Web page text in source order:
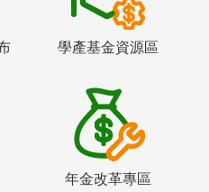
學產基金資源區
年金改革專區